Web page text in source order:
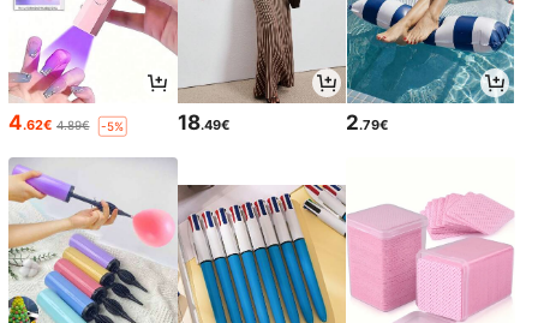
4.62€ 4.89€ -5% 18.49€ 2.79€